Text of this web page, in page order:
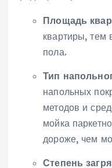
Площадь
квартиры, тем
пола.
Тип
напольных
методов и
мойка
дороже, чем
Степень